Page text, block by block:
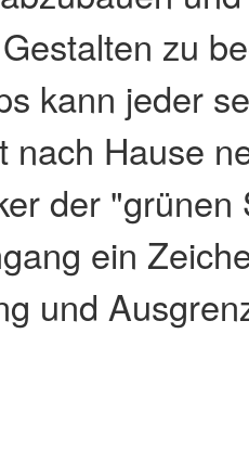
zu
kann jeder
nach Hause
der "grünen
ein
und